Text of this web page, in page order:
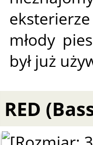
młody
był już
RED